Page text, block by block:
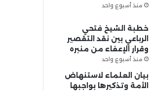
منذ أسبوع واحد
خطبة الشيخ فتحي
الرباعي بين نقد التقصير
وقرار الإعفاء من منبره
منذ أسبوع واحد
بيان العلماء لاستنهاض
الأمة وتذكيرها بواجبها